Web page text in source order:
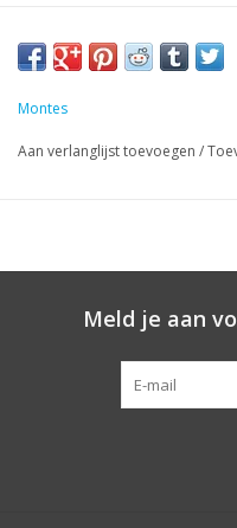
Montes
Aan verlanglijst toevoegen /
Meld je aan